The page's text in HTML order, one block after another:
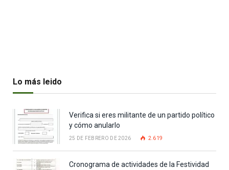
Lo más leido
Verifica si eres militante de un partido político
y cómo anularlo
25 DE FEBRERO DE 2026 2.619
Cronograma de actividades de la Festividad